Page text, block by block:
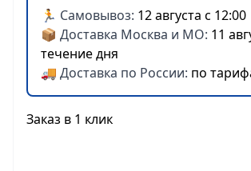
🏃 Самовывоз: 12 августа с 12:00
📦 Доставка Москва и МО: 11
течение дня
🚚 Доставка по России: по
Заказ в 1 клик